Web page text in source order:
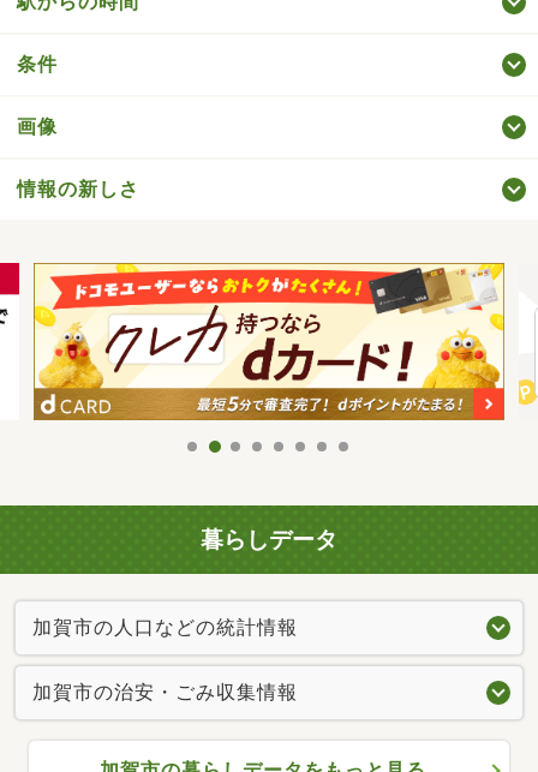
条件
画像
情報の新しさ
暮らしデータ
加賀市の人口などの統計情報
加賀市の治安・ごみ収集情報